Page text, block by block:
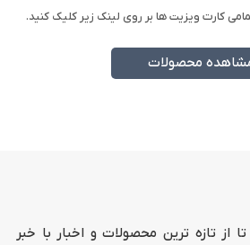
کارت ویزیت ها بر روی لینک زیر کلیک کنید.
محصولات
از تازه ترین محصولات و اخبار با خبر